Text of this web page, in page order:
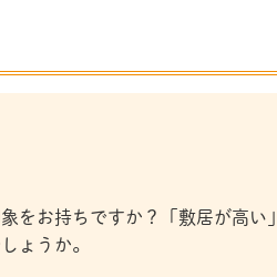
をお持ちですか？「敷居が高い
ょうか。